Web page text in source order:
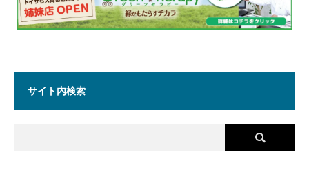
サイト内検索